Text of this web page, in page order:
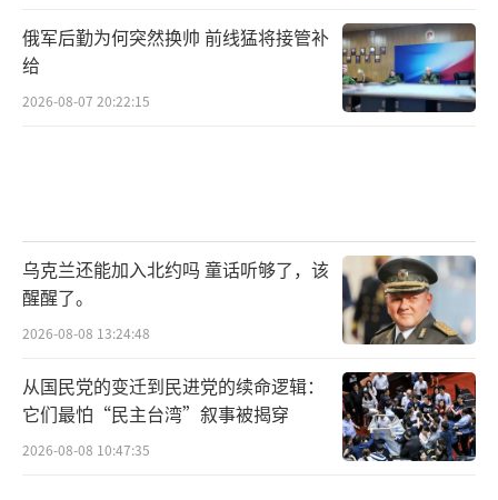
俄军后勤为何突然换帅 前线猛将接管补
给
2026-08-07 20:22:15
乌克兰还能加入北约吗 童话听够了，该
醒醒了。
2026-08-08 13:24:48
从国民党的变迁到民进党的续命逻辑：
它们最怕“民主台湾”叙事被揭穿
2026-08-08 10:47:35